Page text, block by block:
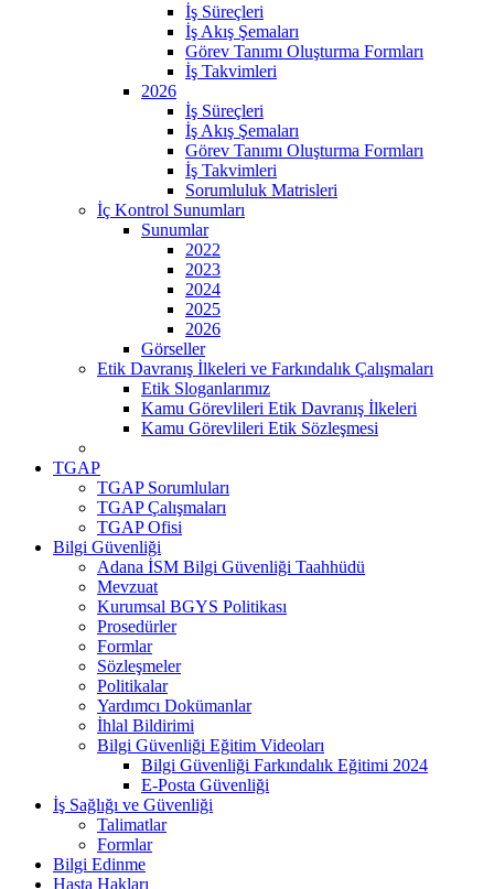
İş Süreçleri
İş Akış Şemaları
Görev Tanımı Oluşturma Formları
İş Takvimleri
2026
İş Süreçleri
İş Akış Şemaları
Görev Tanımı Oluşturma Formları
İş Takvimleri
Sorumluluk Matrisleri
İç Kontrol Sunumları
Sunumlar
2022
2023
2024
2025
2026
Görseller
Etik Davranış İlkeleri ve Farkındalık Çalışmaları
Etik Sloganlarımız
Kamu Görevlileri Etik Davranış İlkeleri
Kamu Görevlileri Etik Sözleşmesi
TGAP
TGAP Sorumluları
TGAP Çalışmaları
TGAP Ofisi
Bilgi Güvenliği
Adana İSM Bilgi Güvenliği Taahhüdü
Mevzuat
Kurumsal BGYS Politikası
Prosedürler
Formlar
Sözleşmeler
Politikalar
Yardımcı Dokümanlar
İhlal Bildirimi
Bilgi Güvenliği Eğitim Videoları
Bilgi Güvenliği Farkındalık Eğitimi 2024
E-Posta Güvenliği
İş Sağlığı ve Güvenliği
Talimatlar
Formlar
Bilgi Edinme
Hasta Hakları